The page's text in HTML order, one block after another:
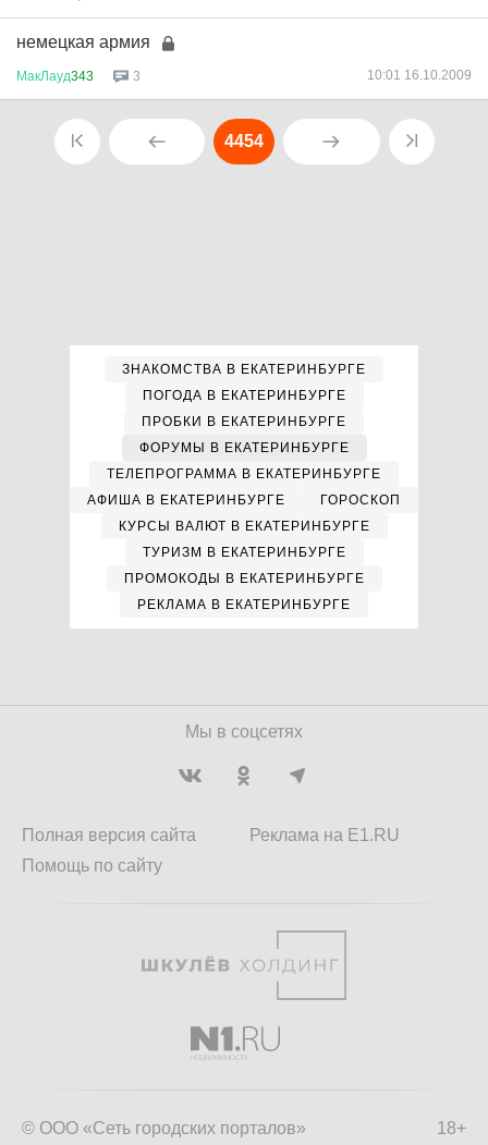
немецкая армия
МакЛауд343 3 10:01 16.10.2009
4454
ЗНАКОМСТВА В ЕКАТЕРИНБУРГЕ
ПОГОДА В ЕКАТЕРИНБУРГЕ
ПРОБКИ В ЕКАТЕРИНБУРГЕ
ФОРУМЫ В ЕКАТЕРИНБУРГЕ
ТЕЛЕПРОГРАММА В ЕКАТЕРИНБУРГЕ
АФИША В ЕКАТЕРИНБУРГЕ
ГОРОСКОП
КУРСЫ ВАЛЮТ В ЕКАТЕРИНБУРГЕ
ТУРИЗМ В ЕКАТЕРИНБУРГЕ
ПРОМОКОДЫ В ЕКАТЕРИНБУРГЕ
РЕКЛАМА В ЕКАТЕРИНБУРГЕ
Мы в соцсетях
Полная версия сайта
Помощь по сайту
Реклама на E1.RU
18+
© ООО «Сеть городских порталов»